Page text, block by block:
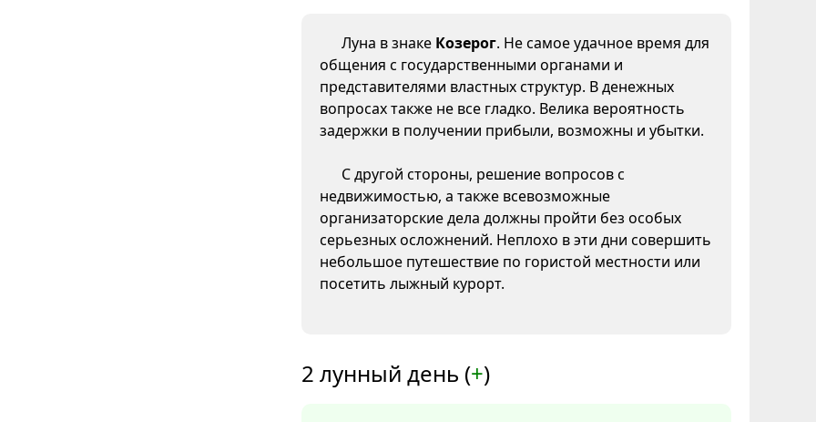
Луна в знаке Козерог. Не самое удачное время для
общения с государственными органами и
представителями властных структур. В денежных
вопросах также не все гладко. Велика вероятность
задержки в получении прибыли, возможны и убытки.
С другой стороны, решение вопросов с
недвижимостью, а также всевозможные
организаторские дела должны пройти без особых
серьезных осложнений. Неплохо в эти дни совершить
небольшое путешествие по гористой местности или
посетить лыжный курорт.
2 лунный день (+)